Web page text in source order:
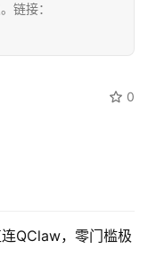
链接：
0
QClaw，零门槛极